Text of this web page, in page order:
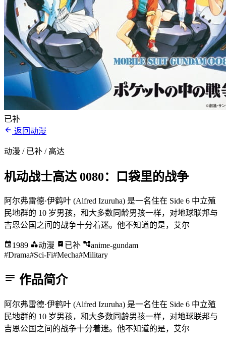
已补
返回动漫
动漫 / 已补 / 高达
机动战士高达 0080：口袋里的战争
阿尔弗雷德·伊鹤叶 (Alfred Izuruha) 是一名住在 Side 6 中立殖
民地群的 10 岁男孩，和大多数同龄男孩一样，对地球联邦与
吉恩公国之间的战争十分着迷。他不知道的是，艾尔
1989 动漫 已补
anime-gundam
#Drama#Sci-Fi#Mecha#Military
作品简介
阿尔弗雷德·伊鹤叶 (Alfred Izuruha) 是一名住在 Side 6 中立殖
民地群的 10 岁男孩，和大多数同龄男孩一样，对地球联邦与
吉恩公国之间的战争十分着迷。他不知道的是，艾尔